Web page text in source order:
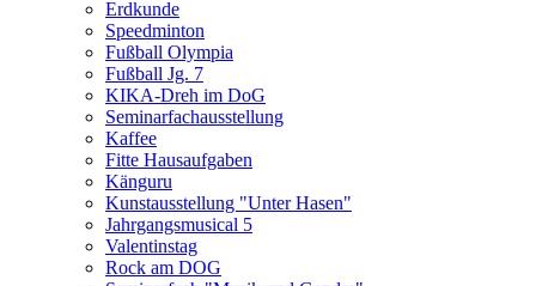
Erdkunde
Speedminton
Fußball Olympia
Fußball Jg. 7
KIKA-Dreh im DoG
Seminarfachausstellung
Kaffee
Fitte Hausaufgaben
Känguru
Kunstausstellung "Unter Hasen"
Jahrgangsmusical 5
Valentinstag
Rock am DOG